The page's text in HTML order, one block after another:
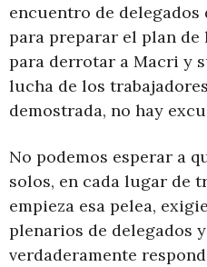
encuentro de
para preparar el plan de
para derrotar a Macri y
lucha de los
demostrada, no hay
No podemos esperar a
solos, en cada lugar de
empieza esa pelea,
plenarios de delegados
verdaderamente